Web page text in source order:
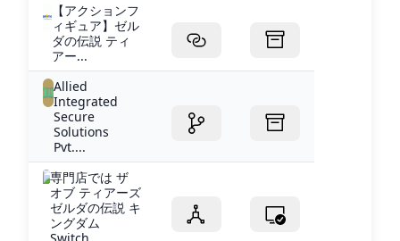
【アクションフ
ィギュア】ゼル
ダの伝説 ティ
アー...
Allied
Integrated
Secure
Solutions
Pvt....
専門店では ザ
オブ ティアーズ
ゼルダの伝説 キ
ングダム